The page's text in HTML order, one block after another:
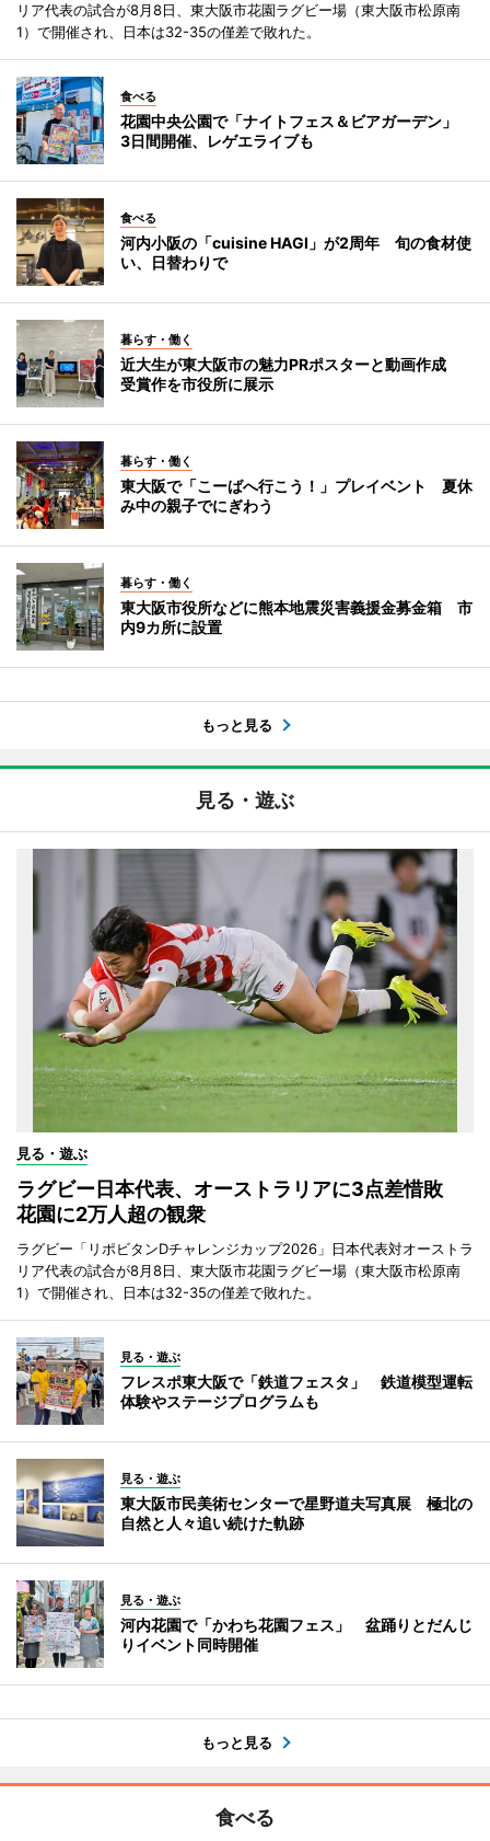
リア代表の試合が8月8日、東大阪市花園ラグビー場（東大阪市松原南
1）で開催され、日本は32-35の僅差で敗れた。
食べる
花園中央公園で「ナイトフェス＆ビアガーデン」
3日間開催、レゲエライブも
食べる
河内小阪の「cuisine HAGI」が2周年 旬の食材使
い、日替わりで
暮らす・働く
近大生が東大阪市の魅力PRポスターと動画作成
受賞作を市役所に展示
暮らす・働く
東大阪で「こーばへ行こう！」プレイベント 夏休
み中の親子でにぎわう
暮らす・働く
東大阪市役所などに熊本地震災害義援金募金箱 市
内9カ所に設置
もっと見る
見る・遊ぶ
見る・遊ぶ
ラグビー日本代表、オーストラリアに3点差惜敗
花園に2万人超の観衆
ラグビー「リポビタンDチャレンジカップ2026」日本代表対オーストラ
リア代表の試合が8月8日、東大阪市花園ラグビー場（東大阪市松原南
1）で開催され、日本は32-35の僅差で敗れた。
見る・遊ぶ
フレスポ東大阪で「鉄道フェスタ」 鉄道模型運転
体験やステージプログラムも
見る・遊ぶ
東大阪市民美術センターで星野道夫写真展 極北の
自然と人々追い続けた軌跡
見る・遊ぶ
河内花園で「かわち花園フェス」 盆踊りとだんじ
りイベント同時開催
もっと見る
食べる